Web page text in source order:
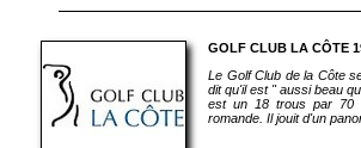
GOLF CLUB LA CÔTE
Le Golf Club de la Côte
dit qu'il est " aussi beau
est un 18 trous par 70
romande. Il jouit d'un